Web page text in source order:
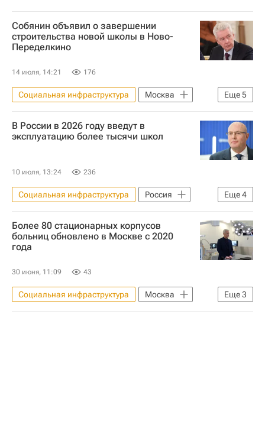
Собянин объявил о завершении
строительства новой школы в Ново-
Переделкино
14 июля, 14:21 176
Еще5
Социальная инфраструктура
Москва
Сергей Собянин
Инфраструктура
В России в 2026 году введут в
эксплуатацию более тысячи школ
10 июля, 13:24 236
Еще4
Социальная инфраструктура
Россия
Дмитрий Чернышенко
Владимир Путин
Школы
Инфраструктура
Более 80 стационарных корпусов
больниц обновлено в Москве с 2020
года
30 июня, 11:09 43
Еще3
Социальная инфраструктура
Москва
Сергей Собянин
Инфраструктура